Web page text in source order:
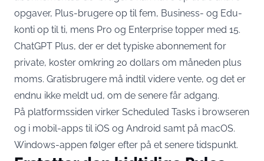
opgaver, Plus-brugere op til fem, Business- og Edu-
konti op til ti, mens Pro og Enterprise topper med 15.
ChatGPT Plus, der er det typiske abonnement for
private, koster omkring 20 dollars om måneden plus
moms. Gratisbrugere må indtil videre vente, og det er
endnu ikke meldt ud, om de senere får adgang.
På platformssiden virker Scheduled Tasks i browseren
og i mobil-apps til iOS og Android samt på macOS.
Windows-appen følger efter på et senere tidspunkt.